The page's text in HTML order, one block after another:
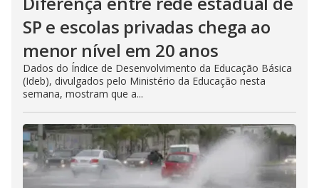
SP e escolas privadas chega ao
menor nível em 20 anos
Dados do Índice de Desenvolvimento da Educação Básica
(Ideb), divulgados pelo Ministério da Educação nesta
semana, mostram que a...